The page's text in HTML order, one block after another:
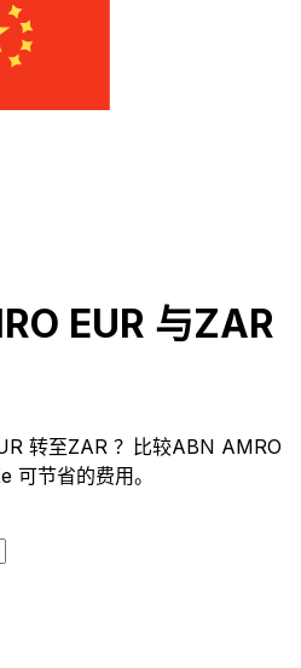
EUR 与ZAR
转至ZAR ？比较ABN AMRO
可节省的费用。